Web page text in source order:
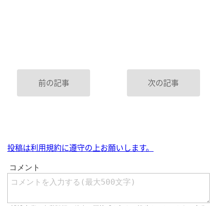
前の記事 次の記事
投稿は利用規約に遵守の上お願いします。